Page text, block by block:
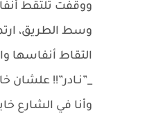
ووقفت تلتقط
وسط الطريق،
التقاط أنفاسها
_”نـادر”!!
وأنا في الشارع